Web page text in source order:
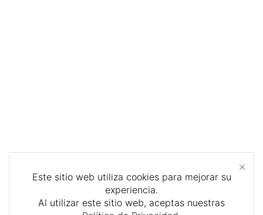
Este sitio web utiliza cookies para mejorar su
experiencia.
Al utilizar este sitio web, aceptas nuestras